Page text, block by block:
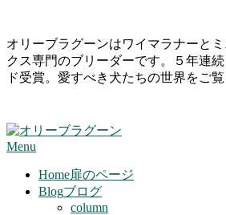
Skip
to
content
オリーブラグーンはワイマラナーと
クス専門のブリーダーです。５年連
ド受賞。愛すべき犬たちの世界をご
Primary
Menu
Menu
Home扉のページ
Blogブログ
column